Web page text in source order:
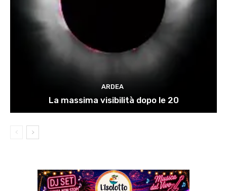
ARDEA
La massima visibilità dopo le 20